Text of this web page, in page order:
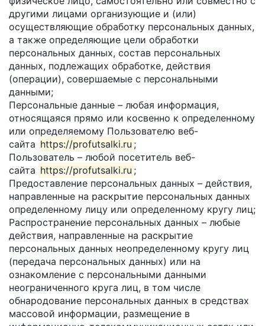
другими лицами организующие и (или)
осуществляющие обработку персональных данных,
а также определяющие цели обработки
персональных данных, состав персональных
данных, подлежащих обработке, действия
(операции), совершаемые с персональными
данными;
Персональные данные – любая информация,
относящаяся прямо или косвенно к определенному
или определяемому Пользователю веб-
сайта https://profutsalki.ru ;
Пользователь – любой посетитель веб-
сайта https://profutsalki.ru ;
Предоставление персональных данных – действия,
направленные на раскрытие персональных данных
определенному лицу или определенному кругу лиц;
Распространение персональных данных – любые
действия, направленные на раскрытие
персональных данных неопределенному кругу лиц
(передача персональных данных) или на
ознакомление с персональными данными
неограниченного круга лиц, в том числе
обнародование персональных данных в средствах
массовой информации, размещение в